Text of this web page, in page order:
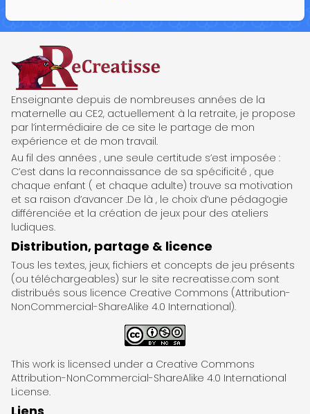
ReCreatisse
Enseignante depuis de nombreuses années de la
maternelle au CE2, actuellement à la retraite, je propose
par l’intermédiaire de ce site le partage de mon
expérience et de mon travail.
Au fil des années , une seule certitude s’est imposée :
C’est dans la reconnaissance de sa spécificité , que
chaque enfant ( et chaque adulte) trouve sa motivation
et sa raison d’avancer .De là , le choix d’une pédagogie
différenciée et la création de jeux pour des ateliers
ludiques.
Distribution, partage & licence
Tous les textes, jeux, fichiers et concepts de jeu présents
(ou téléchargeables) sur le site recreatisse.com sont
distribués sous licence Creative Commons (Attribution-
NonCommercial-ShareAlike 4.0 International).
This work is licensed under a Creative Commons
Attribution-NonCommercial-ShareAlike 4.0 International
License.